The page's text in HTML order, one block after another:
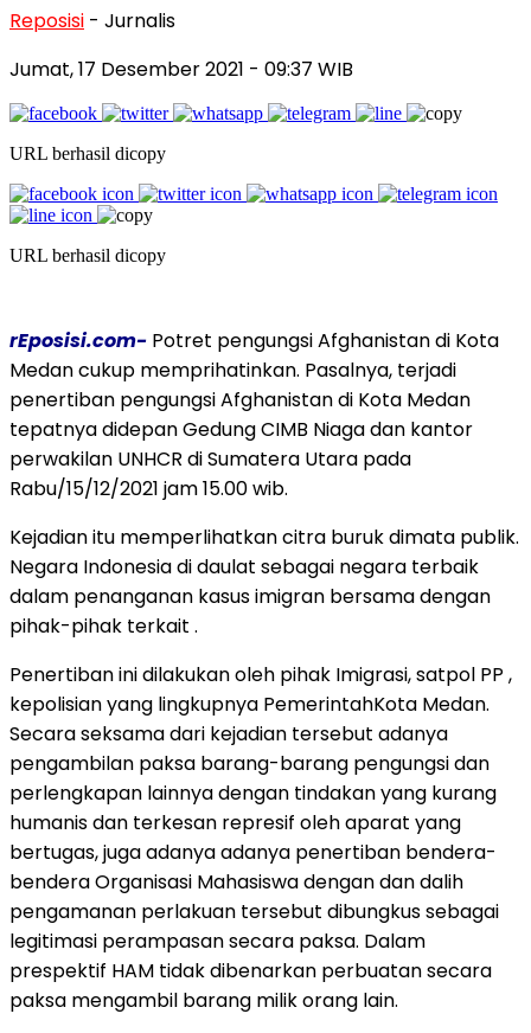
Reposisi - Jurnalis
Jumat, 17 Desember 2021 - 09:37 WIB
URL berhasil dicopy
URL berhasil dicopy
rEposisi.com- Potret pengungsi Afghanistan di Kota
Medan cukup memprihatinkan. Pasalnya, terjadi
penertiban pengungsi Afghanistan di Kota Medan
tepatnya didepan Gedung CIMB Niaga dan kantor
perwakilan UNHCR di Sumatera Utara pada
Rabu/15/12/2021 jam 15.00 wib.
Kejadian itu memperlihatkan citra buruk dimata publik.
Negara Indonesia di daulat sebagai negara terbaik
dalam penanganan kasus imigran bersama dengan
pihak-pihak terkait .
Penertiban ini dilakukan oleh pihak Imigrasi, satpol PP ,
kepolisian yang lingkupnya PemerintahKota Medan.
Secara seksama dari kejadian tersebut adanya
pengambilan paksa barang-barang pengungsi dan
perlengkapan lainnya dengan tindakan yang kurang
humanis dan terkesan represif oleh aparat yang
bertugas, juga adanya adanya penertiban bendera-
bendera Organisasi Mahasiswa dengan dan dalih
pengamanan perlakuan tersebut dibungkus sebagai
legitimasi perampasan secara paksa. Dalam
prespektif HAM tidak dibenarkan perbuatan secara
paksa mengambil barang milik orang lain.